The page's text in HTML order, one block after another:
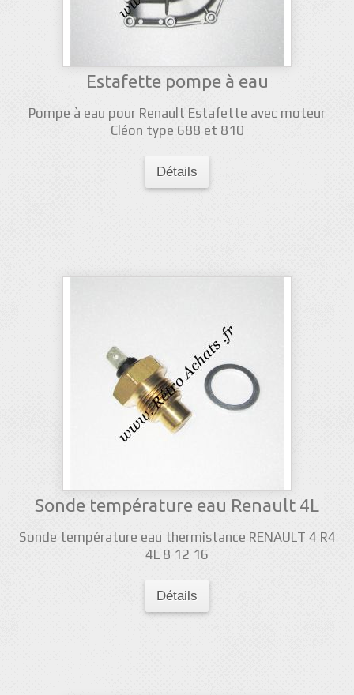
Estafette pompe à eau
Pompe à eau pour Renault Estafette avec moteur
Cléon type 688 et 810
Détails
Sonde température eau Renault 4L
Sonde température eau thermistance RENAULT 4 R4
4L 8 12 16
Détails